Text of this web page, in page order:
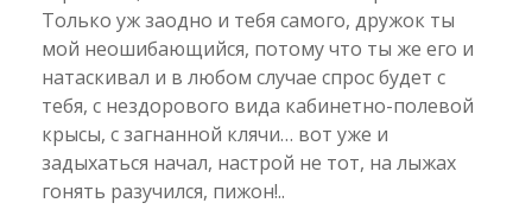
Только уж заодно и тебя самого, дружок ты
мой неошибающийся, потому что ты же его и
натаскивал и в любом случае спрос будет с
тебя, с нездорового вида кабинетно-полевой
крысы, с загнанной клячи… вот уже и
задыхаться начал, настрой не тот, на лыжах
гонять разучился, пижон!..